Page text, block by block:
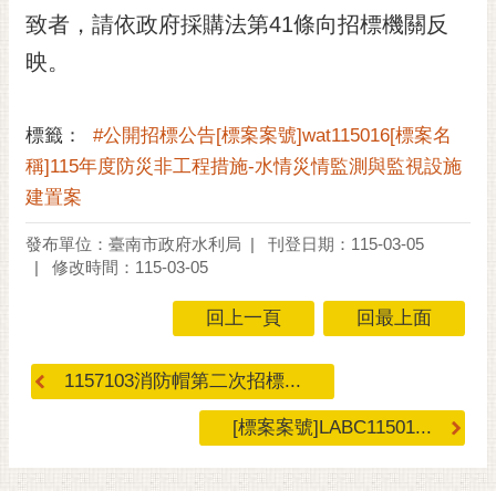
致者，請依政府採購法第41條向招標機關反
映。
標籤：
#公開招標公告[標案案號]wat115016[標案名
稱]115年度防災非工程措施-水情災情監測與監視設施
建置案
發布單位：臺南市政府水利局
刊登日期：115-03-05
修改時間：115-03-05
回上一頁 回最上面
1157103消防帽第二次招標...
[標案案號]LABC11501...